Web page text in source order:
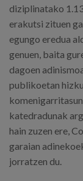
diziplinatako
erakutsi zituen
egungo eredua
genuen, baita
dagoen
publikoetan
katedradunak
hain zuzen ere,
garaian
jorratzen du.